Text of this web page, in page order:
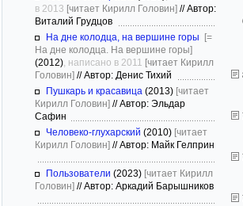
в 2013 [читает Кирилл Головин] //Автор:
Виталий Грудцов
На дне колодца, на вершине горы [=
На дне колодца. На вершине горы]
(2012) , написано в 2011 [читает Кирилл
Головин] //Автор: Денис Тихий
Пушкарь и красавица (2013) [читает
Кирилл Головин] //Автор: Эльдар
Сафин
Человеко-глухарский (2010) [читает
Кирилл Головин] //Автор: Майк Гелприн
Пользователи (2023) [читает Кирилл
Головин] //Автор: Аркадий Барышников